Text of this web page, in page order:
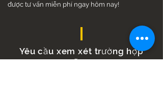
được tư vấn miễn phí ngay hôm nay!
Yêu cầu xem xét trường hợp
miễn phí